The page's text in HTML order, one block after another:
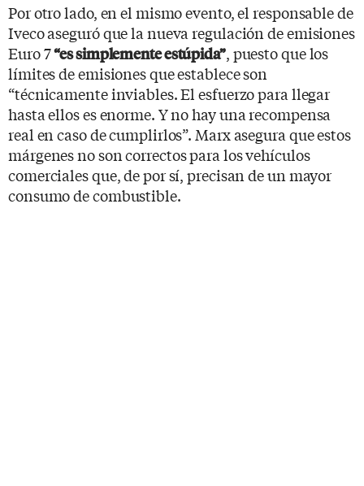
Por otro lado, en el mismo evento, el responsable de
Iveco aseguró que la nueva regulación de emisiones
Euro 7“es simplemente estúpida”, puesto que los
límites de emisiones que establece son
“técnicamente inviables. El esfuerzo para llegar
hasta ellos es enorme. Y no hay una recompensa
real en caso de cumplirlos”. Marx asegura que estos
márgenes no son correctos para los vehículos
comerciales que, de por sí, precisan de un mayor
consumo de combustible.